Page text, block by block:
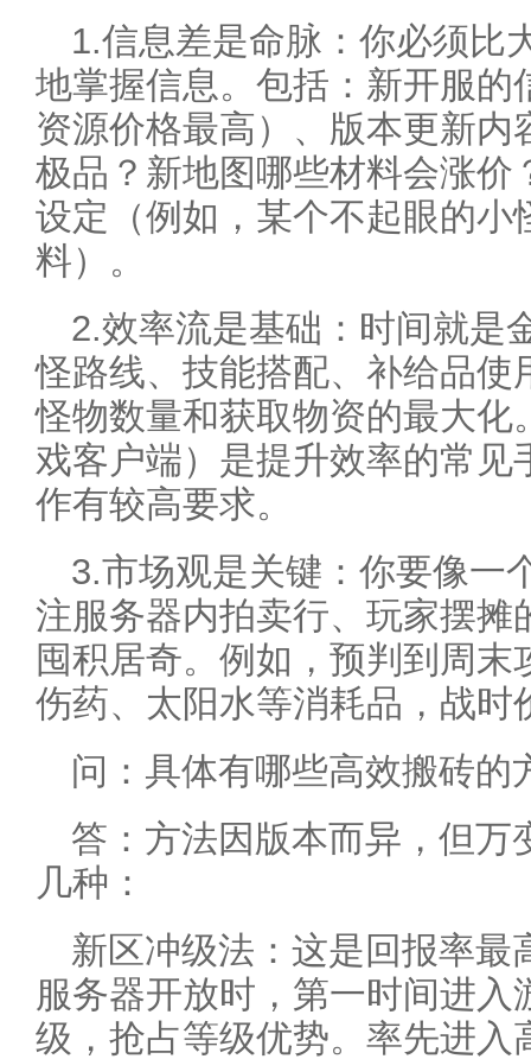
1.信息差是命脉：你必须比
地掌握信息。包括：新开服的
资源价格最高）、版本更新
极品？新地图哪些材料会涨价
设定（例如，某个不起眼的小
料）。
2.效率流是基础：时间就是
怪路线、技能搭配、补给品使
怪物数量和获取物资的最大化
戏客户端）是提升效率的常见
作有较高要求。
3.市场观是关键：你要像一
注服务器内拍卖行、玩家摆摊
囤积居奇。例如，预判到周
伤药、太阳水等消耗品，战时
问：具体有哪些高效搬砖的
答：方法因版本而异，但万
几种：
新区冲级法：这是回报率最
服务器开放时，第一时间进入
级，抢占等级优势。率先进入